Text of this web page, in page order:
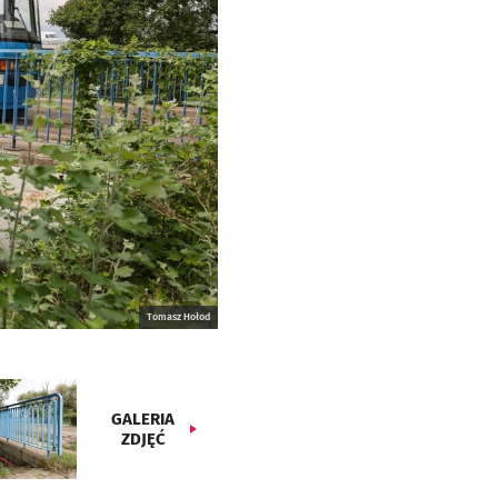
Tomasz Hołod
GALERIA
ZDJĘĆ